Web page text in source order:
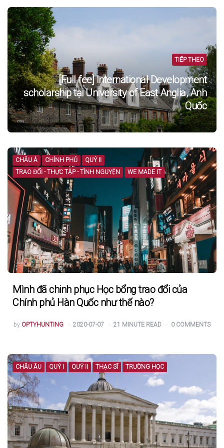
TIẾP THEO
[Full fee] International Development
scholarship tại University of East Anglia, Anh
Quốc
CHÂU Á CHÍNH PHỦ
QUÝ II
TRAO ĐỔI - THỰC TẬP - TÌNH NGUYỆN
WE MADE IT
Mình đã chinh phục Học bổng trao đổi của
Chính phủ Hàn Quốc như thế nào?
POSTED
BY
by OPTYHUNTING 2020-07-07 21 MINUTE READ 0 COMMENTS
CHÂU ÂU QUÝ I QUÝ II THẠC SĨ TRƯỜNG HỌC